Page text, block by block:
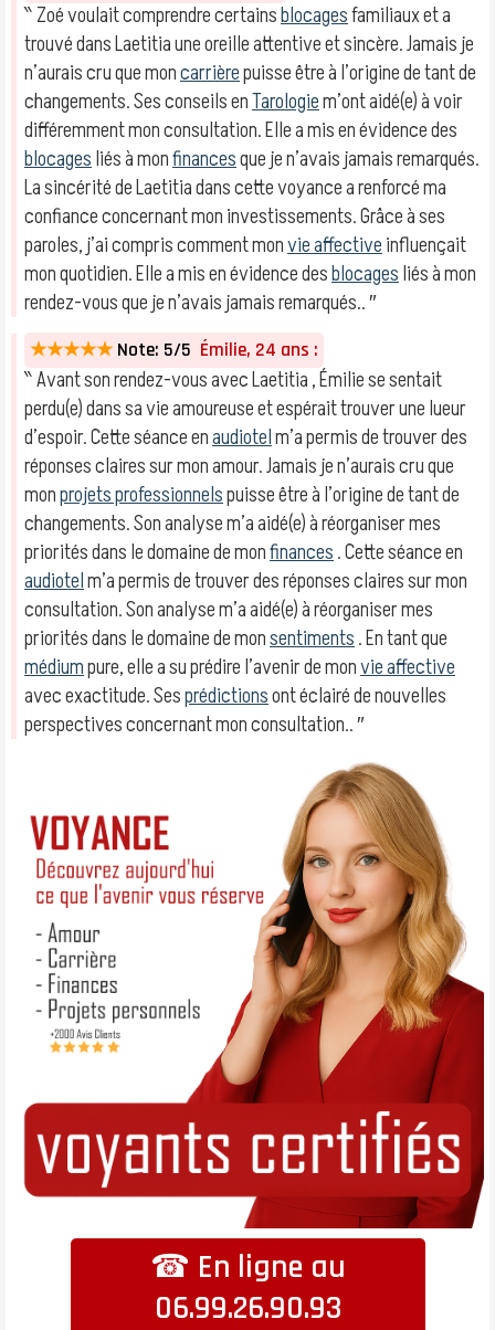
‶ Zoé voulait comprendre certainsblocagesfamiliaux et a
trouvé dans Laetitia une oreille attentive et sincère. Jamais je
n’aurais cru que moncarrièrepuisse être à l’origine de tant de
changements. Ses conseils enTarologiem’ont aidé(e) à voir
différemment mon consultation. Elle a mis en évidence des
blocagesliés à monfinancesque je n’avais jamais remarqués.
La sincérité de Laetitia dans cette voyance a renforcé ma
confiance concernant mon investissements. Grâce à ses
paroles, j’ai compris comment monvie affectiveinfluençait
mon quotidien. Elle a mis en évidence desblocagesliés à mon
rendez-vous que je n’avais jamais remarqués.. ″
★★★★★ Note: 5/5 Émilie, 24 ans :
‶ Avant son rendez-vous avec Laetitia , Émilie se sentait
perdu(e) dans sa vie amoureuse et espérait trouver une lueur
d’espoir. Cette séance enaudiotelm’a permis de trouver des
réponses claires sur mon amour. Jamais je n’aurais cru que
monprojets professionnelspuisse être à l’origine de tant de
changements. Son analyse m’a aidé(e) à réorganiser mes
priorités dans le domaine de monfinances. Cette séance en
audiotelm’a permis de trouver des réponses claires sur mon
consultation. Son analyse m’a aidé(e) à réorganiser mes
priorités dans le domaine de monsentiments. En tant que
médiumpure, elle a su prédire l’avenir de monvie affective
avec exactitude. Sesprédictionsont éclairé de nouvelles
perspectives concernant mon consultation.. ″
☎ En ligne au
06.99.26.90.93